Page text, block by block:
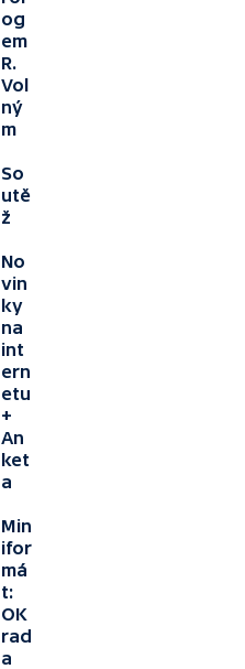
og
em
R.
Vol
ný
m
So
utě
ž
No
vin
ky
na
int
ern
etu
+
An
ket
a
Min
ifor
má
t:
OK
rad
a